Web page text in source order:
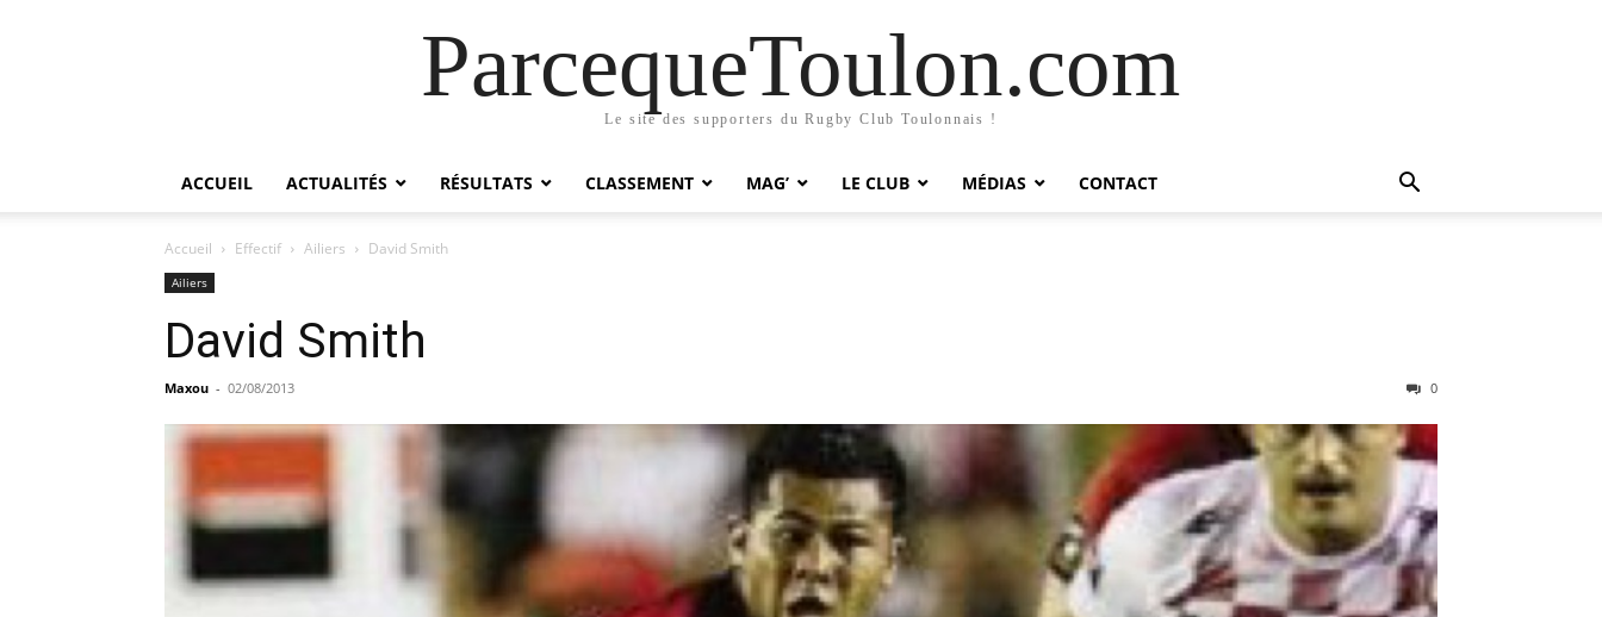
ParcequeToulon.com
Le site des supporters du Rugby Club Toulonnais !
ACCUEIL ACTUALITÉS RÉSULTATS CLASSEMENT MAG’ LE CLUB MÉDIAS CONTACT
Accueil Effectif Ailiers David Smith
Ailiers
David Smith
Maxou - 02/08/2013 0